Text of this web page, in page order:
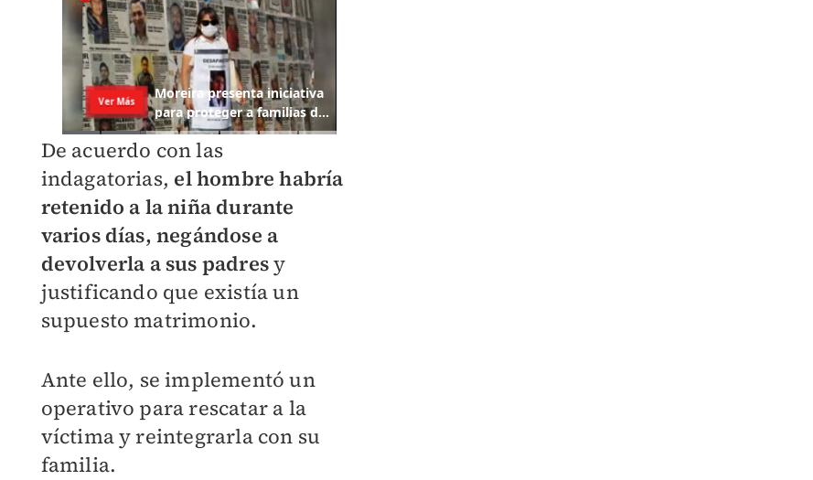
De acuerdo con las
indagatorias, el hombre habría
retenido a la niña durante
varios días, negándose a
devolverla a sus padresy
justificando que existía un
supuesto matrimonio.
Ante ello, se implementó un
operativo para rescatar a la
víctima y reintegrarla con su
familia.